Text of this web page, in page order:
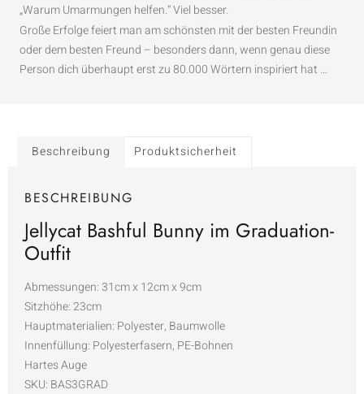
„Warum Umarmungen helfen.“ Viel besser.
Große Erfolge feiert man am schönsten mit der besten Freundin
oder dem besten Freund – besonders dann, wenn genau diese
Person dich überhaupt erst zu 80.000 Wörtern inspiriert hat …
Beschreibung Produktsicherheit
BESCHREIBUNG
Jellycat Bashful Bunny im Graduation-
Outfit
Abmessungen: 31cm x 12cm x 9cm
Sitzhöhe: 23cm
Hauptmaterialien: Polyester, Baumwolle
Innenfüllung: Polyesterfasern, PE-Bohnen
Hartes Auge
SKU: BAS3GRAD